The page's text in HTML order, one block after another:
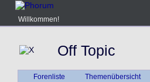
Willkommen!
Off Topic
Forenliste Themenübersicht